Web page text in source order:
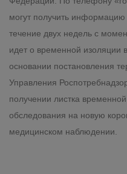
могут получить
течение двух недель с
идет о временной изоляции
основании постановления
Управления
получении листка
обследования на новую
медицинском наблюдении.